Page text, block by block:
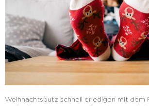
Weihnachtsputz schnell erledigen mit dem